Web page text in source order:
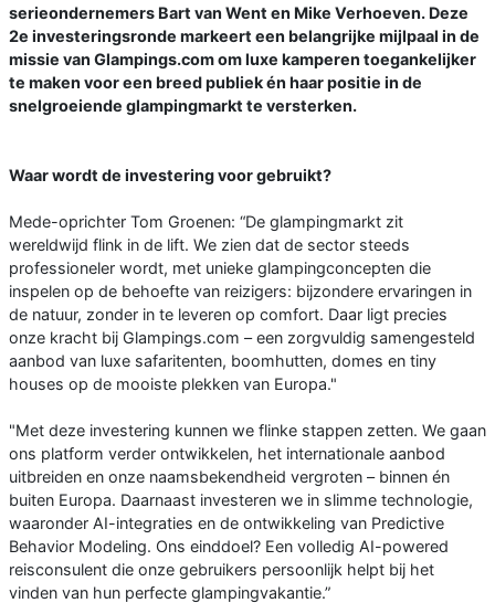
serieondernemers Bart van Went en Mike Verhoeven. Deze
2e investeringsronde markeert een belangrijke mijlpaal in de
missie van Glampings.com om luxe kamperen toegankelijker
te maken voor een breed publiek én haar positie in de
snelgroeiende glampingmarkt te versterken.
Waar wordt de investering voor gebruikt?
Mede-oprichter Tom Groenen: “De glampingmarkt zit
wereldwijd flink in de lift. We zien dat de sector steeds
professioneler wordt, met unieke glampingconcepten die
inspelen op de behoefte van reizigers: bijzondere ervaringen in
de natuur, zonder in te leveren op comfort. Daar ligt precies
onze kracht bij Glampings.com – een zorgvuldig samengesteld
aanbod van luxe safaritenten, boomhutten, domes en tiny
houses op de mooiste plekken van Europa."
"Met deze investering kunnen we flinke stappen zetten. We gaan
ons platform verder ontwikkelen, het internationale aanbod
uitbreiden en onze naamsbekendheid vergroten – binnen én
buiten Europa. Daarnaast investeren we in slimme technologie,
waaronder AI-integraties en de ontwikkeling van Predictive
Behavior Modeling. Ons einddoel? Een volledig AI-powered
reisconsulent die onze gebruikers persoonlijk helpt bij het
vinden van hun perfecte glampingvakantie.”